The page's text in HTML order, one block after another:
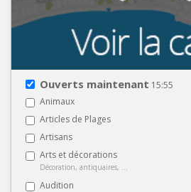
Ouverts maintenant 15:55
Animaux
Articles de Plages
Artisans
Arts et décorations
Décoration, antiquaires, ...
Audition